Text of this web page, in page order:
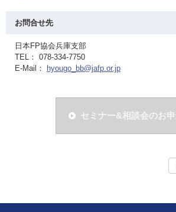
お問合せ先
日本FP協会兵庫支部
TEL： 078-334-7750
E-Mail：
hyougo_bb@jafp.or.jp
セミナー&相談会のお